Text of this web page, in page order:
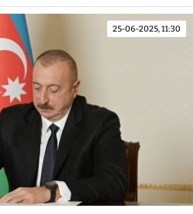
25-06-2025, 11:30